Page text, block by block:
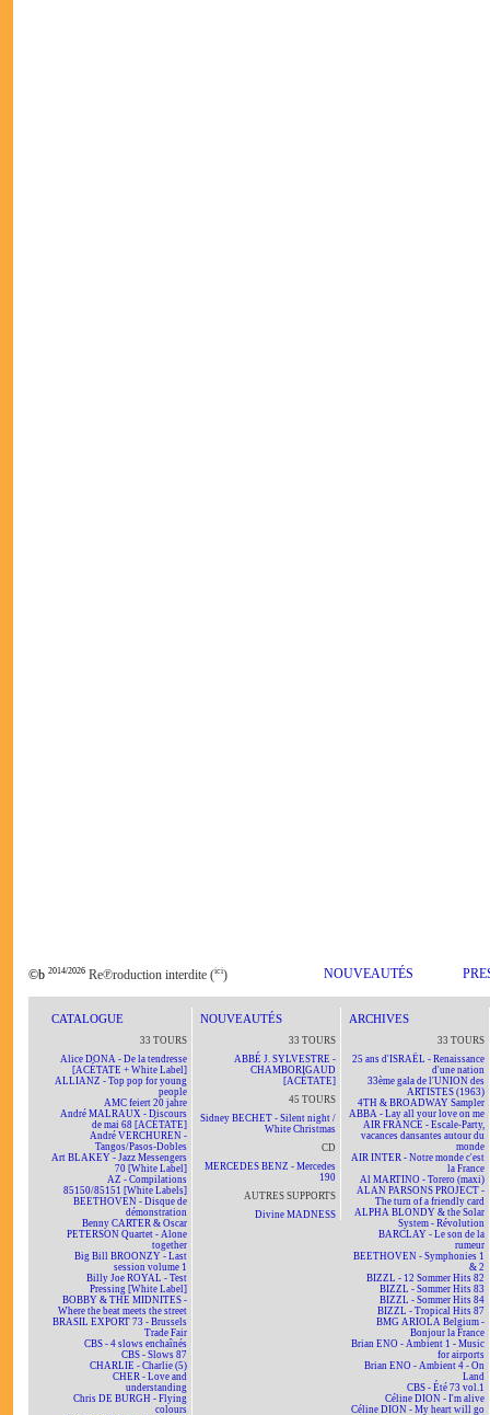
©b 2014/2026 Re℗roduction interdite (ici) NOUVEAUTÉS
CATALOGUE
33 TOURS
Alice DONA - De la tendresse
[ACÉTATE + White Label]
ALLIANZ - Top pop for young
people
AMC feiert 20 jahre
André MALRAUX - Discours
de mai 68 [ACÉTATE]
André VERCHUREN -
Tangos/Pasos-Dobles
Art BLAKEY - Jazz Messengers
70 [White Label]
AZ - Compilations
85150/85151 [White Labels]
BEETHOVEN - Disque de
démonstration
Benny CARTER & Oscar
PETERSON Quartet - Alone
together
Big Bill BROONZY - Last
session volume 1
Billy Joe ROYAL - Test
Pressing [White Label]
BOBBY & THE MIDNITES -
Where the beat meets the street
BRASIL EXPORT 73 - Brussels
Trade Fair
CBS - 4 slows enchaînés
CBS - Slows 87
CHARLIE - Charlie (5)
CHER - Love and
understanding
Chris DE BURGH - Flying
colours
NOUVEAUTÉS
33 TOURS
ABBÉ J. SYLVESTRE -
CHAMBORIGAUD
[ACÉTATE]
45 TOURS
Sidney BECHET - Silent night /
White Christmas
CD
MERCEDES BENZ - Mercedes
190
AUTRES SUPPORTS
Divine MADNESS
ARCHIVES
33 TOURS
25 ans d'ISRAËL - Renaissance
d'une nation
33ème gala de l'UNION des
ARTISTES (1963)
4TH & BROADWAY Sampler
ABBA - Lay all your love on me
AIR FRANCE - Escale-Party,
vacances dansantes autour du
monde
AIR INTER - Notre monde c'est
la France
Al MARTINO - Torero (maxi)
ALAN PARSONS PROJECT -
The turn of a friendly card
ALPHA BLONDY & the Solar
System - Révolution
BARCLAY - Le son de la
rumeur
BEETHOVEN - Symphonies 1
& 2
BIZZL - 12 Sommer Hits 82
BIZZL - Sommer Hits 83
BIZZL - Sommer Hits 84
BIZZL - Tropical Hits 87
BMG ARIOLA Belgium -
Bonjour la France
Brian ENO - Ambient 1 - Music
for airports
Brian ENO - Ambient 4 - On
Land
CBS - Été 73 vol.1
Céline DION - I'm alive
Céline DION - My heart will go